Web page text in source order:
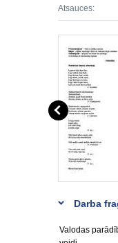
Atsauces:
Darba
Valodas